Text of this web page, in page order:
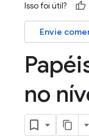
Isso foi útil?
Envie
no